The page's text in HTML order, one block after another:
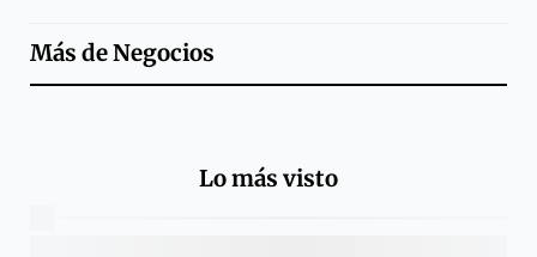
Más deNegocios
Lo más visto